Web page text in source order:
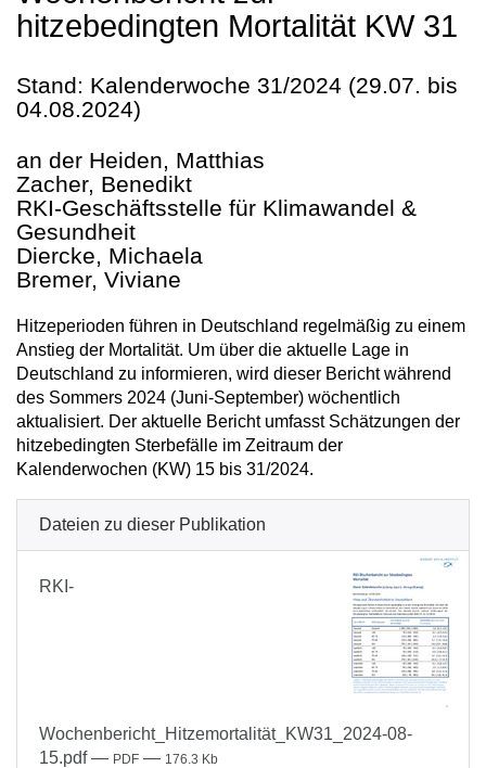
hitzebedingten Mortalität KW 31
Stand: Kalenderwoche 31/2024 (29.07. bis
04.08.2024)
an der Heiden, Matthias
Zacher, Benedikt
RKI-Geschäftsstelle für Klimawandel &
Gesundheit
Diercke, Michaela
Bremer, Viviane
Hitzeperioden führen in Deutschland regelmäßig zu einem
Anstieg der Mortalität. Um über die aktuelle Lage in
Deutschland zu informieren, wird dieser Bericht während
des Sommers 2024 (Juni-September) wöchentlich
aktualisiert. Der aktuelle Bericht umfasst Schätzungen der
hitzebedingten Sterbefälle im Zeitraum der
Kalenderwochen (KW) 15 bis 31/2024.
Dateien zu dieser Publikation
RKI-
Wochenbericht_Hitzemortalität_KW31_2024-08-
15.pdf— PDF — 176.3 Kb